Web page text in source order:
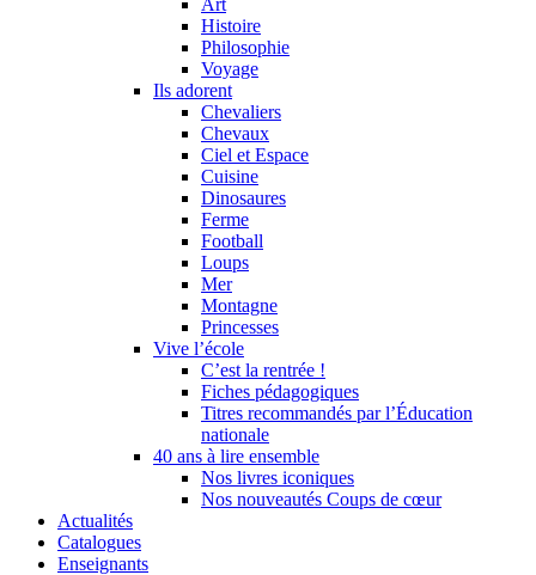
Histoire
Philosophie
Voyage
Ils adorent
Chevaliers
Chevaux
Ciel et Espace
Cuisine
Dinosaures
Ferme
Football
Loups
Mer
Montagne
Princesses
Vive l’école
C’est la rentrée !
Fiches pédagogiques
Titres recommandés par l’Éducation
nationale
40 ans à lire ensemble
Nos livres iconiques
Nos nouveautés Coups de cœur
Actualités
Catalogues
Enseignants